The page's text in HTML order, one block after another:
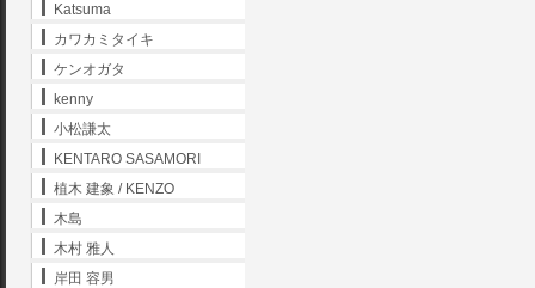
Katsuma
カワカミタイキ
ケンオガタ
kenny
小松謙太
KENTARO SASAMORI
植木 建象 / KENZO
木島
木村 雅人
岸田 容男